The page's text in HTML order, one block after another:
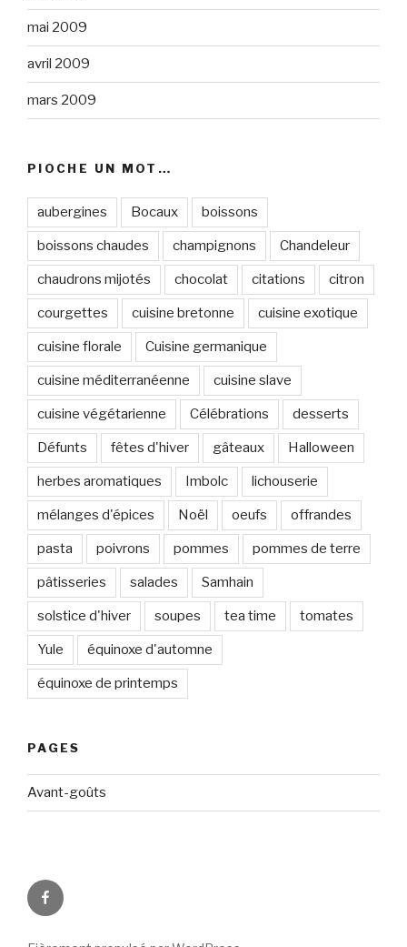
mai 2009
avril 2009
mars 2009
PIOCHE UN MOT…
aubergines Bocaux boissons
boissons chaudes champignons Chandeleur
chaudrons mijotés chocolat citations citron
courgettes cuisine bretonne cuisine exotique
cuisine florale Cuisine germanique
cuisine méditerranéenne cuisine slave
cuisine végétarienne Célébrations desserts
Défunts fêtes d'hiver gâteaux Halloween
herbes aromatiques Imbolc lichouserie
mélanges d'épices Noël oeufs offrandes
pasta poivrons pommes pommes de terre
pâtisseries salades Samhain
solstice d'hiver soupes tea time tomates
Yule équinoxe d'automne
équinoxe de printemps
PAGES
Avant-goûts
Circadismes
sur